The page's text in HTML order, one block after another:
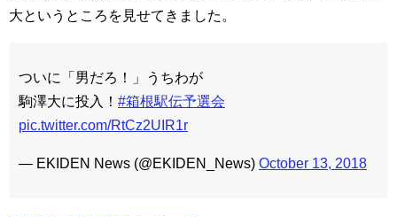
大というところを見せてきました。
ついに「男だろ！」うちわが
駒澤大に投入！ #箱根駅伝予選会
pic.twitter.com/RtCz2UIR1r
— EKIDEN News (@EKIDEN_News) October 13, 2018